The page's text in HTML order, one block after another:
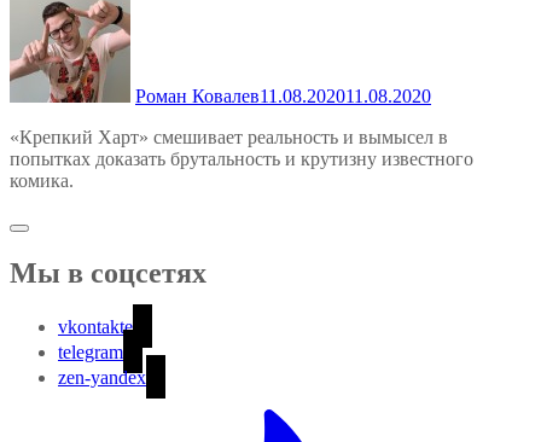
Роман Ковалев11.08.202011.08.2020
«Крепкий Харт» смешивает реальность и вымысел в
попытках доказать брутальность и крутизну известного
комика.
Мы в соцсетях
vkontakte
telegram
zen-yandex